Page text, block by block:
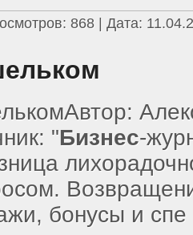
868 | Дата:
Автор:
"Бизнес-
бонусы и спе